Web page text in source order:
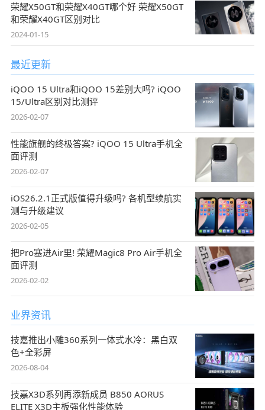
荣耀X50GT和荣耀X40GT哪个好 荣耀X50GT
和荣耀X40GT区别对比
2024-01-15
最近更新
iQOO 15 Ultra和iQOO 15差别大吗? iQOO
15/Ultra区别对比测评
2026-02-07
性能旗舰的终极答案? iQOO 15 Ultra手机全
面评测
2026-02-07
iOS26.2.1正式版值得升级吗? 各机型续航实
测与升级建议
2026-02-05
把Pro塞进Air里! 荣耀Magic8 Pro Air手机全
面评测
2026-02-02
业界资讯
技嘉推出小雕360系列一体式水冷：黑白双
色+全彩屏
2026-08-04
技嘉X3D系列再添新成员 B850 AORUS
ELITE X3D主板强化性能体验